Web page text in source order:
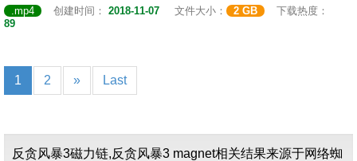
.mp4
创建时间： 2018-11-07 文件大小： 2 GB
下载热度：
89
1 2 » Last
反贪风暴3磁力链,反贪风暴3 magnet相关结果来源于网络蜘